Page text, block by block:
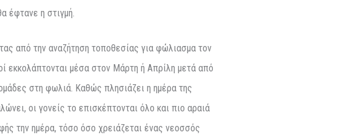
έφτανε η στιγμή.
από την αναζήτηση τοποθεσίας για φώλιασμα τον
εκκολάπτονται μέσα στον Μάρτη ή Απρίλη μετά από
στη φωλιά. Καθώς πλησιάζει η ημέρα της
οι γονείς το επισκέπτονται όλο και πιο αραιά
την ημέρα, τόσο όσο χρειάζεται ένας νεοσσός